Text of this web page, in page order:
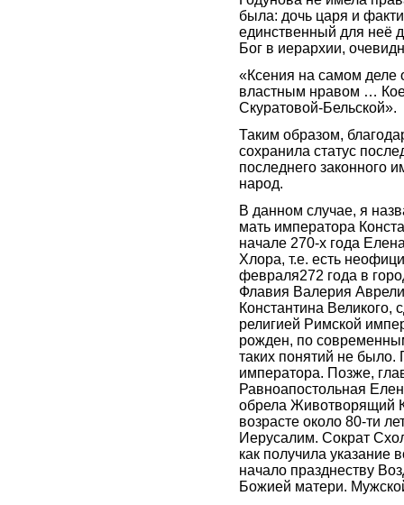
была: дочь царя и
единственный для неё
Бог в иерархии,
«Ксения на самом деле
властным нравом …
Скуратовой-Бельской».
Таким образом,
сохранила статус
последнего законного
народ.
В данном случае, я
мать императора
начале 270-х года
Хлора, т.е. есть
февраля272 года в
Флавия Валерия
Константина Великого,
религией Римской
рожден, по
таких понятий не
императора. Позже,
Равноапостольная
обрела Животворящий
возрасте около 80-ти
Иерусалим. Сократ
как получила
начало празднеству
Божией матери.